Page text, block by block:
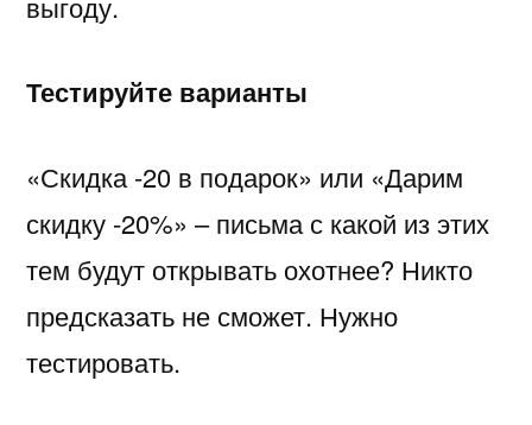
Тестируйте варианты
«Скидка -20 в подарок» или «Дарим
скидку -20%» – письма с какой из этих
тем будут открывать охотнее? Никто
предсказать не сможет. Нужно
тестировать.